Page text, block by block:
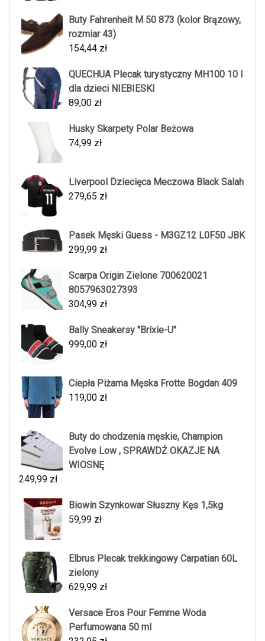
Buty Fahrenheit M 50 873 (kolor Brązowy,
rozmiar 43)
154,44 zł
QUECHUA Plecak turystyczny MH100 10 l
dla dzieci NIEBIESKI
89,00 zł
Husky Skarpety Polar Beżowa
74,99 zł
Liverpool Dziecięca Meczowa Black Salah
279,65 zł
Pasek Męski Guess - M3GZ12 L0F50 JBK
299,99 zł
Scarpa Origin Zielone 700620021
8057963027393
304,99 zł
Bally Sneakersy "Brixie-U"
999,00 zł
Ciepła Piżama Męska Frotte Bogdan 409
119,00 zł
Buty do chodzenia męskie, Champion
Evolve Low , SPRAWDŹ OKAZJE NA
WIOSNĘ
249,99 zł
Biowin Szynkowar Słuszny Kęs 1,5kg
59,99 zł
Elbrus Plecak trekkingowy Carpatian 60L
zielony
629,99 zł
Versace Eros Pour Femme Woda
Perfumowana 50 ml